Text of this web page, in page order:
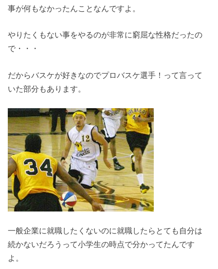
事が何もなかったんことなんですよ。
やりたくもない事をやるのが非常に窮屈な性格だったの
で・・・
だからバスケが好きなのでプロバスケ選手！って言って
いた部分もあります。
一般企業に就職したくないのに就職したらとても自分は
続かないだろうって小学生の時点で分かってたんです
よ。